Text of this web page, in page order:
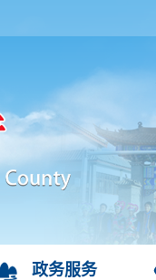
政务服务